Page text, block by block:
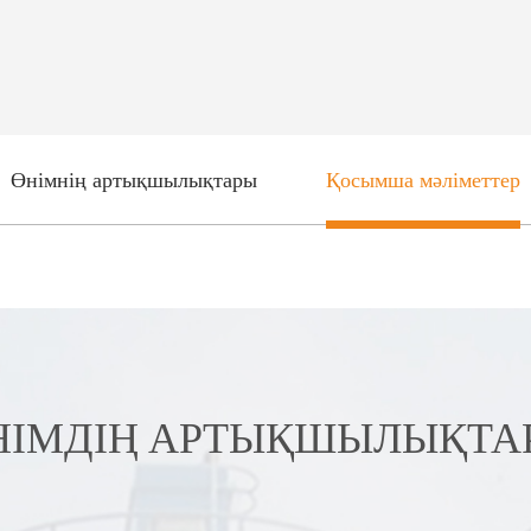
Өнімнің артықшылықтары Қосымша мәліметтер